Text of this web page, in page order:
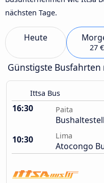
nächsten Tage.
Heute
27 €
Günstigste Busfahrten
Ittsa Bus
16:30 Paita
10:30
Lima
Atocongo